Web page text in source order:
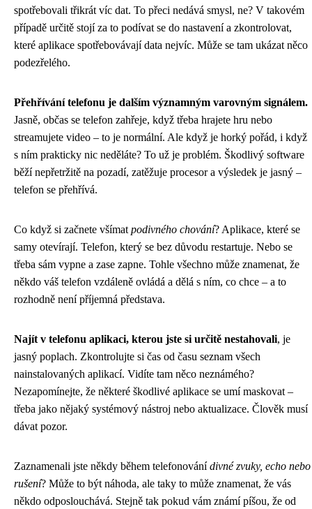
spotřebovali třikrát víc dat. To přeci nedává smysl, ne? V takovém
případě určitě stojí za to podívat se do nastavení a zkontrolovat,
které aplikace spotřebovávají data nejvíc. Může se tam ukázat něco
podezřelého.
Přehřívání telefonu je dalším významným varovným signálem.
Jasně, občas se telefon zahřeje, když třeba hrajete hru nebo
streamujete video – to je normální. Ale když je horký pořád, i když
s ním prakticky nic neděláte? To už je problém. Škodlivý software
běží nepřetržitě na pozadí, zatěžuje procesor a výsledek je jasný –
telefon se přehřívá.
Co když si začnete všímat podivného chování? Aplikace, které se
samy otevírají. Telefon, který se bez důvodu restartuje. Nebo se
třeba sám vypne a zase zapne. Tohle všechno může znamenat, že
někdo váš telefon vzdáleně ovládá a dělá s ním, co chce – a to
rozhodně není příjemná představa.
Najít v telefonu aplikaci, kterou jste si určitě nestahovali, je
jasný poplach. Zkontrolujte si čas od času seznam všech
nainstalovaných aplikací. Vidíte tam něco neznámého?
Nezapomínejte, že některé škodlivé aplikace se umí maskovat –
třeba jako nějaký systémový nástroj nebo aktualizace. Člověk musí
dávat pozor.
Zaznamenali jste někdy během telefonovánídivné zvuky, echo nebo
rušení? Může to být náhoda, ale taky to může znamenat, že vás
někdo odposlouchává. Stejně tak pokud vám známí píšou, že od